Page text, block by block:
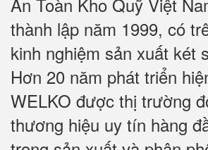
thành lập năm 1999, có
kinh nghiệm sản xuất két
Hơn 20 năm phát triển
WELKO được thị trường
thương hiệu uy tín hàng